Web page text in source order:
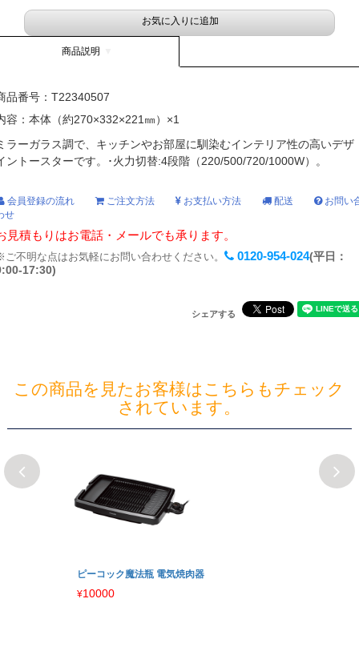
お気に入りに追加
商品説明
品番号： T22340507
容：本体（約270×332×221㎜）×1
ラーガラス調で、キッチンやお部屋に馴染むインテリア性の高いデザ
ントースターです。･火力切替:4段階（220/500/720/1000W）。
会員登録の流れ ご注文方法 お支払い方法 配送
お問い
せ
見積もりはお電話・メールでも承ります。
不明な点はお気軽にお問い合わせください。 0120-954-024(平日：
17:30)
シェアする
この商品を見たお客様はこちらもチェック
されています。
ピーコック魔法瓶 電気焼肉器
¥10000